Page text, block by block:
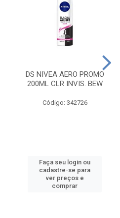
DS NIVEA AERO PROMO
200ML CLR INVIS. BEW
Código: 342726
Faça seu login ou
cadastre-se para
ver preços e
comprar